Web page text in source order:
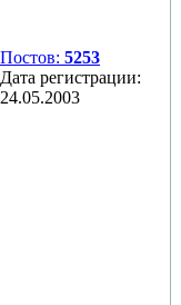
Постов: 5253
Дата регистрации:
24.05.2003